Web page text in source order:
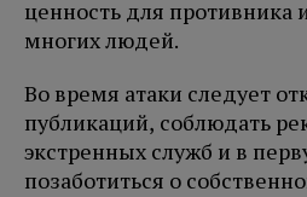
ценность для противника
многих людей.
Во время атаки следует
публикаций, соблюдать
экстренных служб и в
позаботиться о